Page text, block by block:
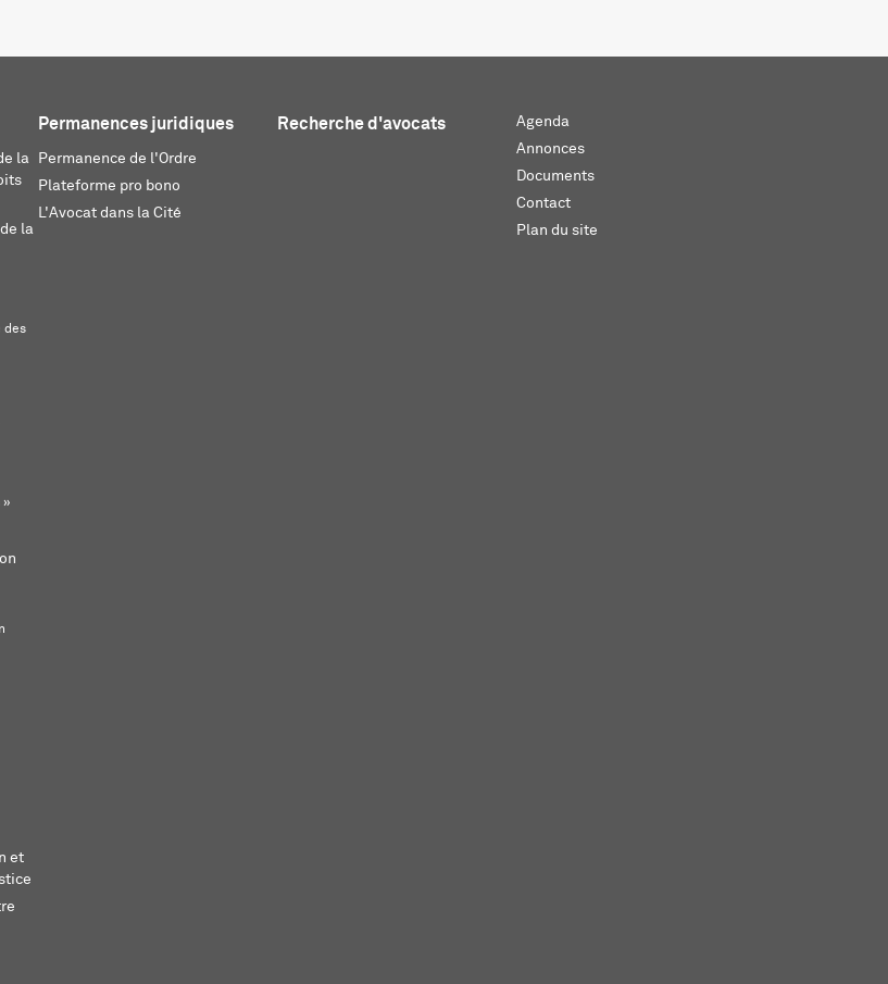
la
la
des
»
et
Permanences juridiques
Permanence de l'Ordre
Plateforme pro bono
L'Avocat dans la Cité
Recherche d'avocats
Agenda
Annonces
Documents
Contact
Plan du site